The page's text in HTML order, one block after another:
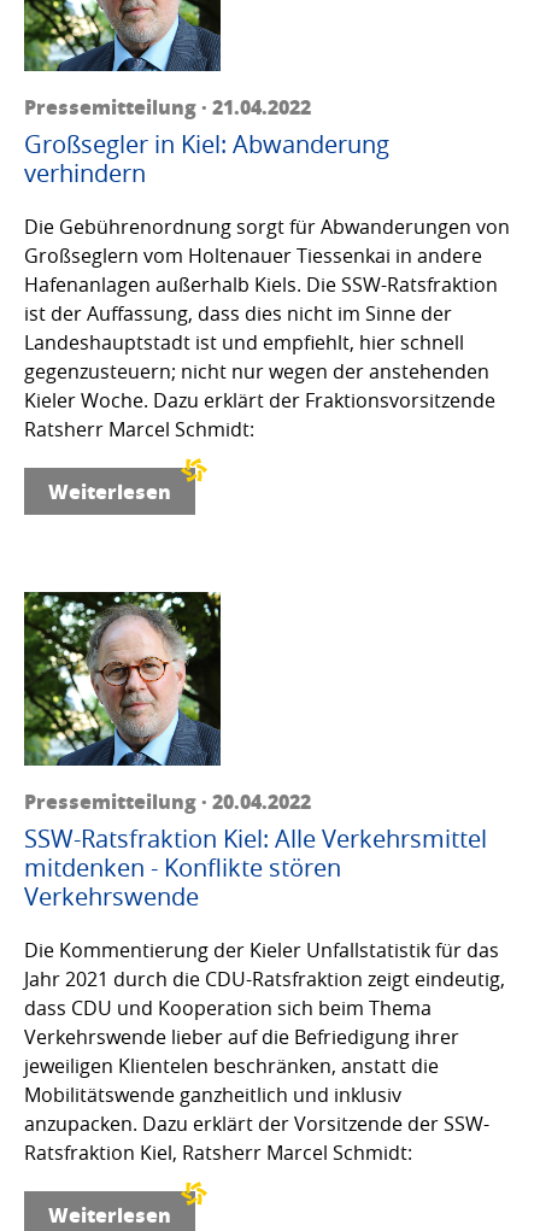
Pressemitteilung · 21.04.2022
Großsegler in Kiel: Abwanderung
verhindern
Die Gebührenordnung sorgt für Abwanderungen von
Großseglern vom Holtenauer Tiessenkai in andere
Hafenanlagen außerhalb Kiels. Die SSW-Ratsfraktion
ist der Auffassung, dass dies nicht im Sinne der
Landeshauptstadt ist und empfiehlt, hier schnell
gegenzusteuern; nicht nur wegen der anstehenden
Kieler Woche. Dazu erklärt der Fraktionsvorsitzende
Ratsherr Marcel Schmidt:
Weiterlesen
Pressemitteilung · 20.04.2022
SSW-Ratsfraktion Kiel: Alle Verkehrsmittel
mitdenken - Konflikte stören
Verkehrswende
Die Kommentierung der Kieler Unfallstatistik für das
Jahr 2021 durch die CDU-Ratsfraktion zeigt eindeutig,
dass CDU und Kooperation sich beim Thema
Verkehrswende lieber auf die Befriedigung ihrer
jeweiligen Klientelen beschränken, anstatt die
Mobilitätswende ganzheitlich und inklusiv
anzupacken. Dazu erklärt der Vorsitzende der SSW-
Ratsfraktion Kiel, Ratsherr Marcel Schmidt:
Weiterlesen